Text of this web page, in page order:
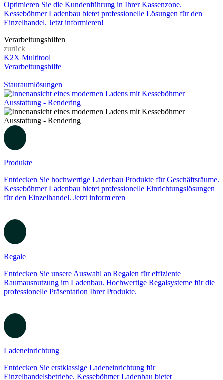
Optimieren Sie die Kundenführung in Ihrer Kassenzone.
Kesseböhmer Ladenbau bietet professionelle Lösungen für den
Einzelhandel. Jetzt informieren!
Verarbeitungshilfen
zurück
K2X Multitool
Verarbeitungshilfe
Stauraumlösungen
Produkte
Entdecken Sie hochwertige Ladenbau Produkte für Geschäftsräume.
Kesseböhmer Ladenbau bietet professionelle Einrichtungslösungen
für den Einzelhandel. Jetzt informieren
Regale
Entdecken Sie unsere Auswahl an Regalen für effiziente
Raumausnutzung im Ladenbau. Hochwertige Regalsysteme für die
professionelle Präsentation Ihrer Produkte.
Ladeneinrichtung
Entdecken Sie erstklassige Ladeneinrichtung für
Einzelhandelsbetriebe. Kesseböhmer Ladenbau bietet